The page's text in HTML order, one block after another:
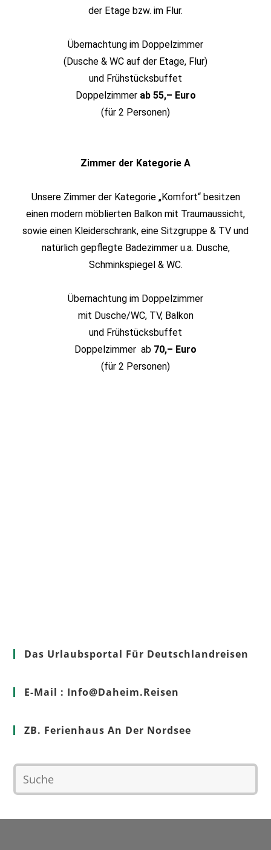
der Etage bzw. im Flur.
Übernachtung im Doppelzimmer
(Dusche & WC auf der Etage, Flur)
und Frühstücksbuffet
Doppelzimmer ab 55,– Euro
(für 2 Personen)
Zimmer der Kategorie A
Unsere Zimmer der Kategorie „Komfort“ besitzen
einen modern möblierten Balkon mit Traumaussicht,
sowie einen Kleiderschrank, eine Sitzgruppe & TV und
natürlich gepflegte Badezimmer u.a. Dusche,
Schminkspiegel & WC.
Übernachtung im Doppelzimmer
mit Dusche/WC, TV, Balkon
und Frühstücksbuffet
Doppelzimmer ab 70,– Euro
(für 2 Personen)
Das Urlaubsportal Für Deutschlandreisen
E-Mail : Info@Daheim.Reisen
ZB. Ferienhaus An Der Nordsee